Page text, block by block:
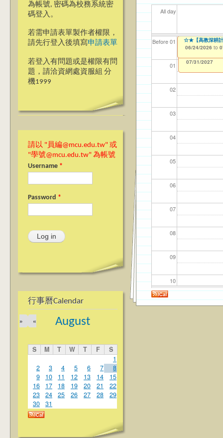
為帳號, 密碼為校務系統密
碼登入。
若需申請表單製作者權限，
請先行登入後填寫申請表單
若登入有問題或是權限有問
題，請洽資網處資服組 分
機1999
請以 "員編@mcu.edu.tw" 或
"學號@mcu.edu.tw" 為帳號
Username *
Password *
行事曆Calendar
August
«
»
S M T W T F
S
1
2
3 4 5 6 7
8
9
10 11 12 13 14
15
16
17 18 19 20 21
22
23
24 25 26 27 28
29
30
31
All day
Before 01
01
02
03
04
05
06
07
08
09
10
11
【資網處】
整合系統～表單
12/31/2027
【財務處】工讀
11/12/2021 to
【財務處】漏打
錄
07/31/2027
114
04/
【學
07/
商品
11/
教務
11/
【教學暨學習資
06/23/2026 to
☆★【高教深耕
06/24/2026 to